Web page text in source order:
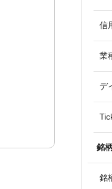
信
業
デ
銘
銘